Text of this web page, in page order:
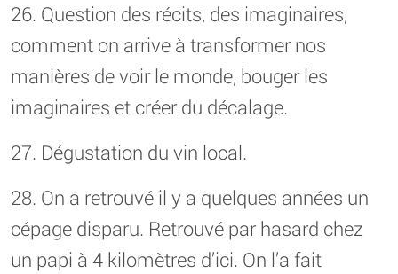
26. Question des récits, des imaginaires,
comment on arrive à transformer nos
manières de voir le monde, bouger les
imaginaires et créer du décalage.
27. Dégustation du vin local.
28. On a retrouvé il y a quelques années un
cépage disparu. Retrouvé par hasard chez
un papi à 4 kilomètres d’ici. On l’a fait